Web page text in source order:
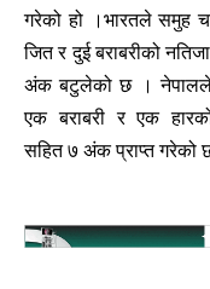
गरेको हो ।भारतले समुह
जित र दुई बराबरीको
अंक बटुलेको छ ।
एक बराबरी र एक
सहित ७ अंक प्राप्त गरेको